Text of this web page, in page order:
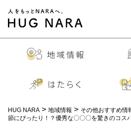
HUG NARA > 地域情報 > その他おすすめ情
節にぴったり！？優秀な〇〇〇を驚きのコス